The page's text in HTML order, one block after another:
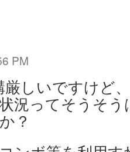
PM
厳しいですけど
況ってそうそ
？